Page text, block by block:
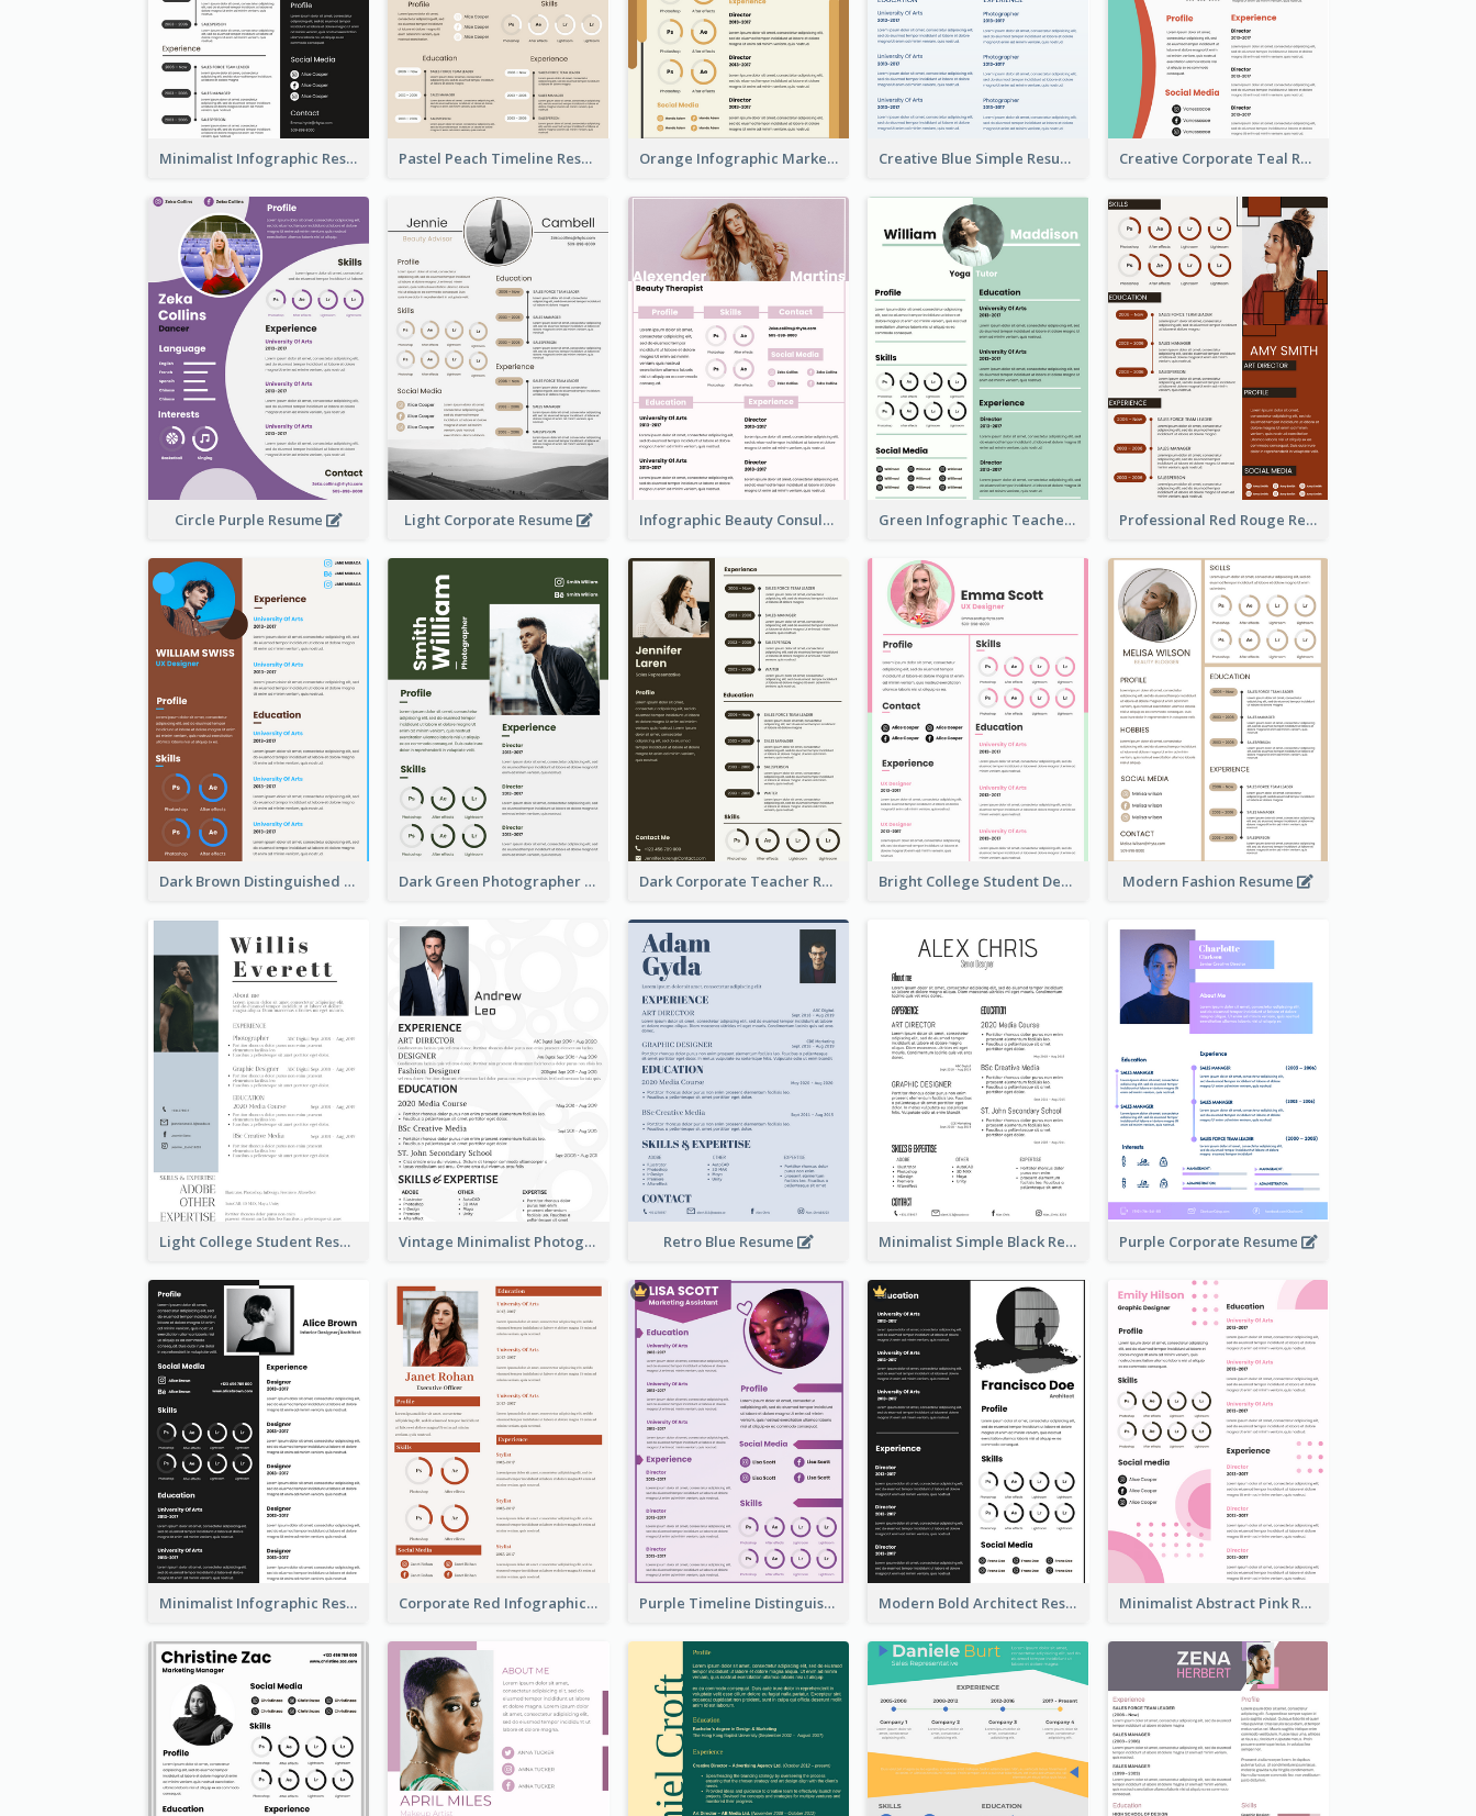
Minimalist Infographic Resume Pastel Peach Timeline Resume Orange Infographic Market Analyst Resume Creative Blue Simple Resume Creative Corporate Teal Resume
Circle Purple Resume Light Corporate Resume Infographic Beauty Consultant Resume Green Infographic Teacher Resume Professional Red Rouge Resume
Dark Brown Distinguished Modern Resume Dark Green Photographer Resume Dark Corporate Teacher Resume Bright College Student Designer Resume Modern Fashion Resume
Light College Student Resume Vintage Minimalist Photography Resume Retro Blue Resume Minimalist Simple Black Resume Purple Corporate Resume
Minimalist Infographic Resume Corporate Red Infographic Resume Purple Timeline Distinguished Resume Modern Bold Architect Resume Minimalist Abstract Pink Resume